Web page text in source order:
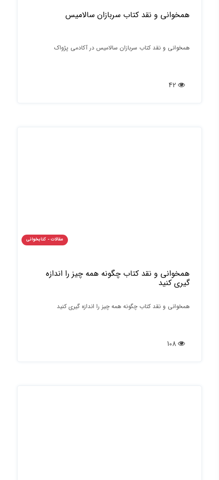
همخوانی و نقد کتاب سربازان سالامیس
همخوانی و نقد کتاب سربازان سالامیس در آکادمی پژواک
مقالات - کتابخوانی
همخوانی و نقد کتاب چگونه همه چیز را اندازه
گیری کنید
همخوانی و نقد کتاب چگونه همه چیز را اندازه گیری کنید